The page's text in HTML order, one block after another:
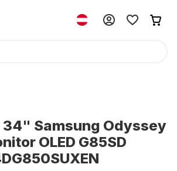
34" Samsung Odyssey
OLED G85SD